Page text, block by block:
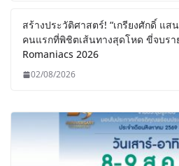
สร้างประวัติศาสตร์! “เกรียงศักดิ์ แส
คนแรกที่พิชิตเส้นทางสุดโหด ขี่จบรา
Romaniacs 2026
02/08/2026